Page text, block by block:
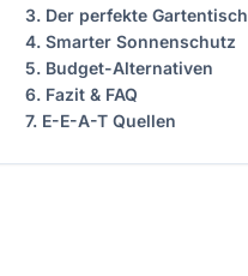
3. Der perfekte Gartentisch
4. Smarter Sonnenschutz
5. Budget-Alternativen
6. Fazit & FAQ
7. E-E-A-T Quellen